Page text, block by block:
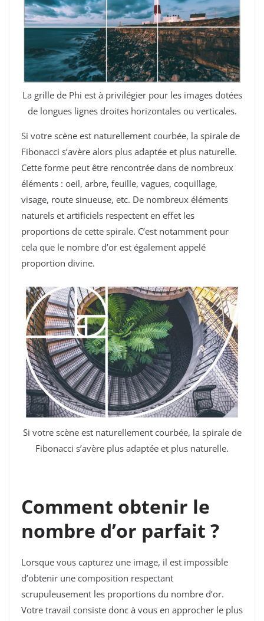
La grille de Phi est à privilégier pour les images dotées
de longues lignes droites horizontales ou verticales.
Si votre scène est naturellement courbée, la spirale de
Fibonacci s’avère alors plus adaptée et plus naturelle.
Cette forme peut être rencontrée dans de nombreux
éléments : oeil, arbre, feuille, vagues, coquillage,
visage, route sinueuse, etc. De nombreux éléments
naturels et artificiels respectent en effet les
proportions de cette spirale. C’est notamment pour
cela que le nombre d’or est également appelé
proportion divine.
Si votre scène est naturellement courbée, la spirale de
Fibonacci s’avère plus adaptée et plus naturelle.
Comment obtenir le
nombre d’or parfait ?
Lorsque vous capturez une image, il est impossible
d’obtenir une composition respectant
scrupuleusement les proportions du nombre d’or.
Votre travail consiste donc à vous en approcher le plus